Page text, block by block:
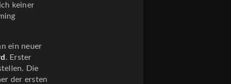
keiner
ein neuer
. Erster
Die
der ersten